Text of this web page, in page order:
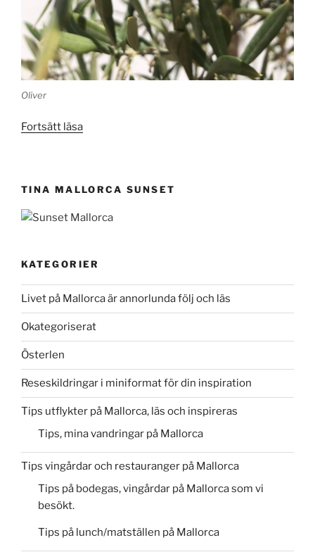
Oliver
Fortsätt läsa”Mallorca
på
plats
TINA MALLORCA SUNSET
KATEGORIER
Livet på Mallorca är annorlunda följ och läs
Okategoriserat
Österlen
Reseskildringar i miniformat för din inspiration
Tips utflykter på Mallorca, läs och inspireras
Tips, mina vandringar på Mallorca
Tips vingårdar och restauranger på Mallorca
Tips på bodegas, vingårdar på Mallorca som vi
besökt.
Tips på lunch/matställen på Mallorca